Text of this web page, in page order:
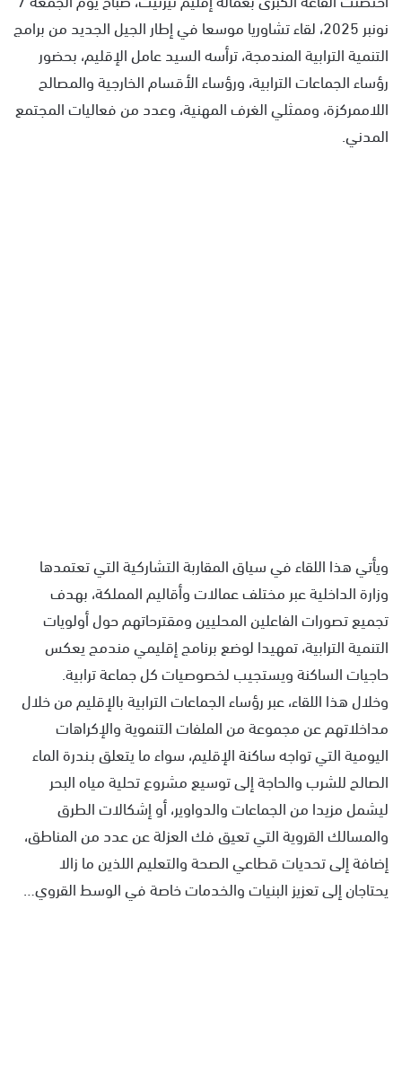
نونبر 2025، لقاء تشاوريا موسعا في إطار الجيل الجديد من برامج
التنمية الترابية المندمجة، ترأسه السيد عامل الإقليم، بحضور
رؤساء الجماعات الترابية، ورؤساء الأقسام الخارجية والمصالح
اللاممركزة، وممثلي الغرف المهنية، وعدد من فعاليات المجتمع
المدني.
ويأتي هذا اللقاء في سياق المقاربة التشاركية التي تعتمدها
وزارة الداخلية عبر مختلف عمالات وأقاليم المملكة، بهدف
تجميع تصورات الفاعلين المحليين ومقترحاتهم حول أولويات
التنمية الترابية، تمهيدا لوضع برنامج إقليمي مندمج يعكس
حاجيات الساكنة ويستجيب لخصوصيات كل جماعة ترابية.
وخلال هذا اللقاء، عبر رؤساء الجماعات الترابية بالإقليم من خلال
مداخلاتهم عن مجموعة من الملفات التنموية والإكراهات
اليومية التي تواجه ساكنة الإقليم، سواء ما يتعلق بـندرة الماء
الصالح للشرب والحاجة إلى توسيع مشروع تحلية مياه البحر
ليشمل مزيدا من الجماعات والدواوير، أو إشكالات الطرق
والمسالك القروية التي تعيق فك العزلة عن عدد من المناطق،
إضافة إلى تحديات قطاعي الصحة والتعليم اللذين ما زالا
يحتاجان إلى تعزيز البنيات والخدمات خاصة في الوسط القروي…